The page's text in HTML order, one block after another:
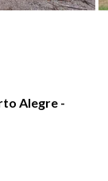
Alegre -